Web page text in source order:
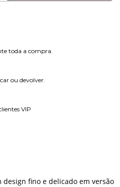
toda a compra.
ou devolver.
VIP
fino e delicado em versão